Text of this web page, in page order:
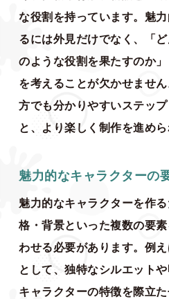
な役割を持っています。魅
るには外見だけでなく、「
のような役割を果たすのか
を考えることが欠かせませ
方でも分かりやすいステッ
と、より楽しく制作を進めら
魅力的なキャラクターの
魅力的なキャラクターを作
格・背景といった複数の要
わせる必要があります。例
として、独特なシルエット
キャラクターの特徴を際立